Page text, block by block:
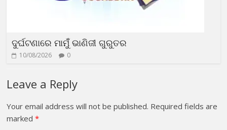
ଦୁର୍ଘଟଣାରେ ମାମୁଁଁ ଭାଣିଜୀ ଗୁରୁତର
10/08/2026 0
Leave a Reply
Your email address will not be published. Required fields are
marked*